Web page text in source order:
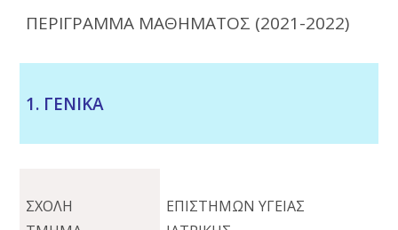
ΠΕΡΙΓΡΑΜΜΑ ΜΑΘΗΜΑΤΟΣ (2021-2022)
1. ΓΕΝΙΚΑ
ΣΧΟΛΗ
ΕΠΙΣΤΗΜΩΝ ΥΓΕΙΑΣ